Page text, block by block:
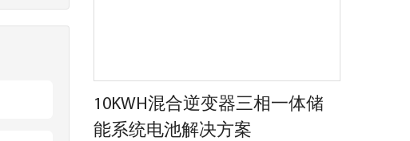
10KWH混合逆变器三相一体储
能系统电池解决方案